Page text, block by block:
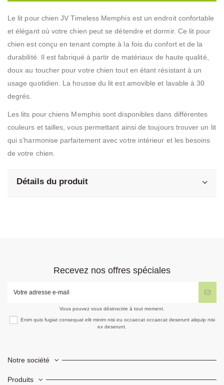
Le lit pour chien JV Timeless Memphis est un endroit confortable
et élégant où votre chien peut se détendre et dormir. Ce lit pour
chien est conçu en tenant compte à la fois du confort et de la
durabilité. Il est fabriqué à partir de matériaux de haute qualité,
doux au toucher pour votre chien tout en étant résistant à un
usage quotidien. La housse du lit est amovible et lavable à 30
degrés.
Les lits pour chiens Memphis sont disponibles dans différentes
couleurs et tailles, vous permettant ainsi de toujours trouver un lit
qui s’harmonise parfaitement avec votre intérieur et les besoins
de votre chien.
Détails du produit
Recevez nos offres spéciales
Vous pouvez vous désinscrire à tout moment.
Enim quis fugiat consequat elit minim nisi eu occaecat occaecat deserunt aliquip nisi
ex deserunt.
Notre société
Produits